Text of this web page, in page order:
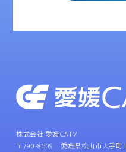
株式会社 愛媛CATV
〒790-8509 愛媛県松山市大手町